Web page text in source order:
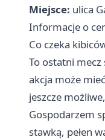
Miejsce: ulica
Informacje o
Co czeka
To ostatni
akcja może
jeszcze
Gospodarzem
stawką, pełen